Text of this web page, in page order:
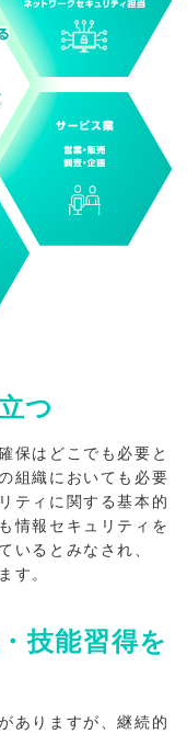
つ
保はどこでも必要と
組織においても必要
ティに関する基本的
情報セキュリティを
いるとみなされ、
す。
技能習得を
ありますが、継続的